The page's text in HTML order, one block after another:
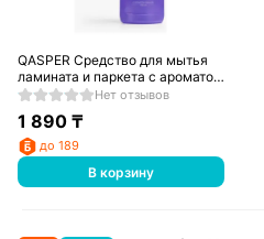
QASPER Средство для мытья
ламината и паркета с ароматом
лаванды, 750 млНет отзывов
1 890₸
до 189
В корзину